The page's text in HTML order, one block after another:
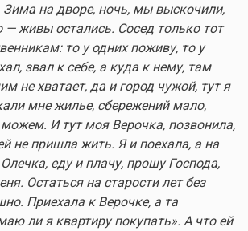
Зима на дворе, ночь, мы выскочили,
живы остались. Сосед только тот
то у одних поживу, то у
звал к себе, а куда к нему, там
не хватает, да и город чужой, тут я
мне жилье, сбережений мало,
можем. И тут моя Верочка, позвонила,
не пришла жить. Я и поехала, а на
еду и плачу, прошу Господа,
Остаться на старости лет без
Приехала к Верочке, а та
ли я квартиру покупать». А что ей